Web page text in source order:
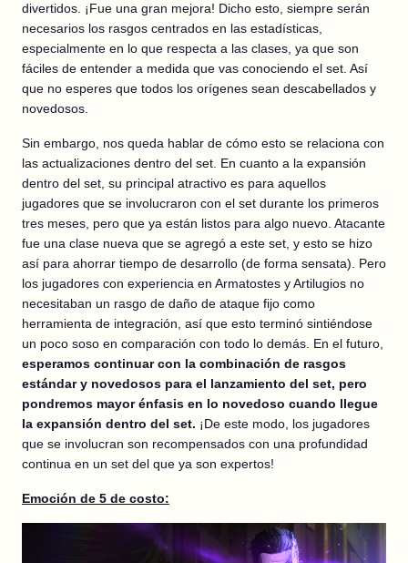
divertidos. ¡Fue una gran mejora! Dicho esto, siempre serán
necesarios los rasgos centrados en las estadísticas,
especialmente en lo que respecta a las clases, ya que son
fáciles de entender a medida que vas conociendo el set. Así
que no esperes que todos los orígenes sean descabellados y
novedosos.
Sin embargo, nos queda hablar de cómo esto se relaciona con
las actualizaciones dentro del set. En cuanto a la expansión
dentro del set, su principal atractivo es para aquellos
jugadores que se involucraron con el set durante los primeros
tres meses, pero que ya están listos para algo nuevo. Atacante
fue una clase nueva que se agregó a este set, y esto se hizo
así para ahorrar tiempo de desarrollo (de forma sensata). Pero
los jugadores con experiencia en Armatostes y Artilugios no
necesitaban un rasgo de daño de ataque fijo como
herramienta de integración, así que esto terminó sintiéndose
un poco soso en comparación con todo lo demás. En el futuro,
esperamos continuar con la combinación de rasgos
estándar y novedosos para el lanzamiento del set, pero
pondremos mayor énfasis en lo novedoso cuando llegue
la expansión dentro del set. ¡De este modo, los jugadores
que se involucran son recompensados con una profundidad
continua en un set del que ya son expertos!
Emoción de 5 de costo: